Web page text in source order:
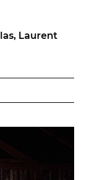
Laurent